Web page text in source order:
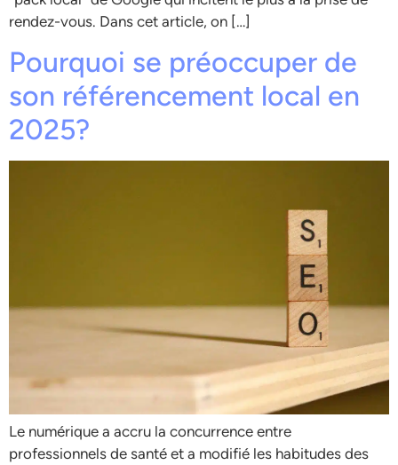
rendez-vous. Dans cet article, on […]
Pourquoi se préoccuper de
son référencement local en
2025?
Le numérique a accru la concurrence entre
professionnels de santé et a modifié les habitudes des